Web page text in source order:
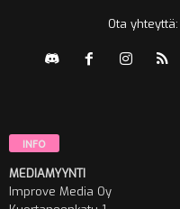
Ota
INFO
MEDIAMYYNTI
Improve Media Oy